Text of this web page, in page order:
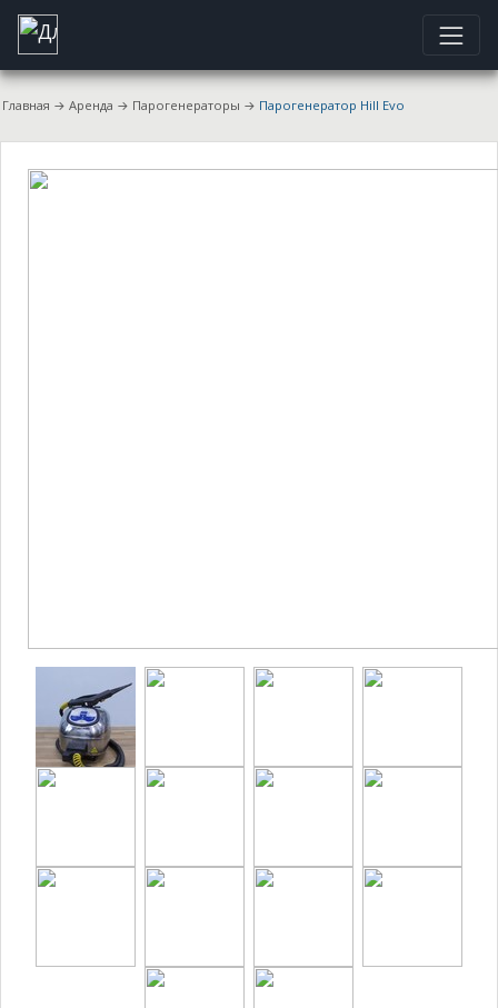
Главная → Аренда → Парогенераторы → Парогенератор Hill Evo